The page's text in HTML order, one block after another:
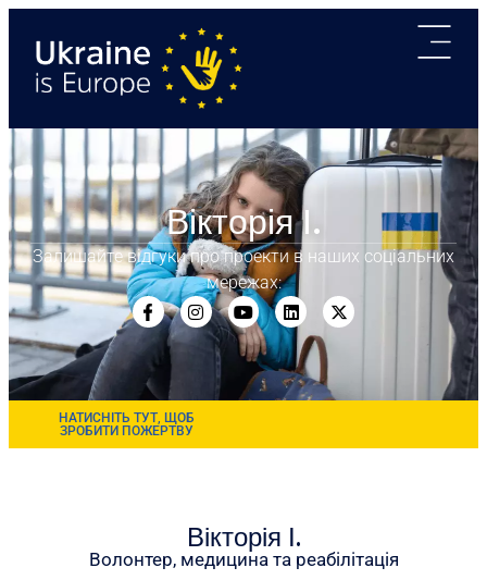
Вікторія І.
Залишайте відгуки про проекти в наших соціальних
мережах:
НАТИСНІТЬ ТУТ, ЩОБ
ЗРОБИТИ ПОЖЕРТВУ
Вікторія І.
Волонтер, медицина та реабілітація